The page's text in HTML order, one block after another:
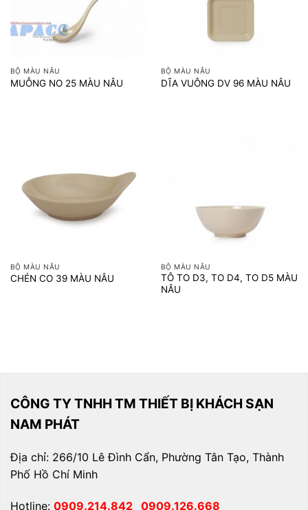
BỘ MÀU NÂU
MUỖNG NO 25 MÀU NÂU
BỘ MÀU NÂU
DĨA VUÔNG DV 96 MÀU NÂU
BỘ MÀU NÂU
CHÉN CO 39 MÀU NÂU
BỘ MÀU NÂU
TÔ TO D3, TO D4, TO D5 MÀU
NÂU
CÔNG TY TNHH TM THIẾT BỊ KHÁCH SẠN
NAM PHÁT
Địa chỉ: 266/10 Lê Đình Cẩn, Phường Tân Tạo, Thành
Phố Hồ Chí Minh
Hotline: 0909.214.842 0909.126.668